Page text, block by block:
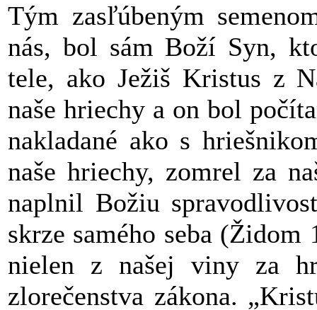
Tým zasľúbeným
nás, bol sám Boží Syn,
tele, ako Ježiš Kristus z
naše hriechy a on bol
nakladané ako s
naše hriechy, zomrel za
naplnil Božiu
skrze samého seba
nielen z našej viny za
zlorečenstva zákona.